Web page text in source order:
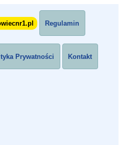
Regulamin
Prywatności Kontakt